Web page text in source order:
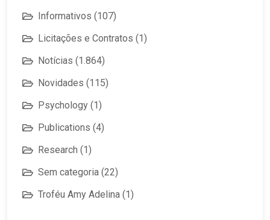
Informativos (107)
Licitações e Contratos (1)
Notícias (1.864)
Novidades (115)
Psychology (1)
Publications (4)
Research (1)
Sem categoria (22)
Troféu Amy Adelina (1)